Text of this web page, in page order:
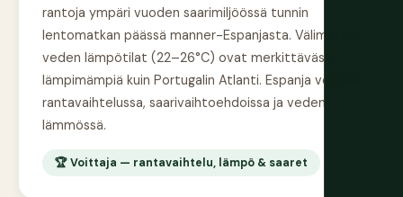
rantoja ympäri vuoden saarimiljöössä tunnin
lentomatkan päässä manner-Espanjasta. Välimeren
veden lämpötilat (22–26°C) ovat merkittävästi
lämpimämpiä kuin Portugalin Atlanti. Espanja voittaa
rantavaihtelussa, saarivaihtoehdoissa ja veden
lämmössä.
🏆 Voittaja — rantavaihtelu, lämpö & saaret